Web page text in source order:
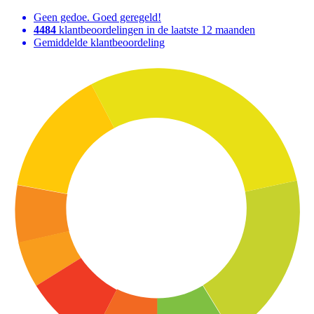
Geen gedoe. Goed geregeld!
4484 klantbeoordelingen in de laatste 12 maanden
Gemiddelde klantbeoordeling